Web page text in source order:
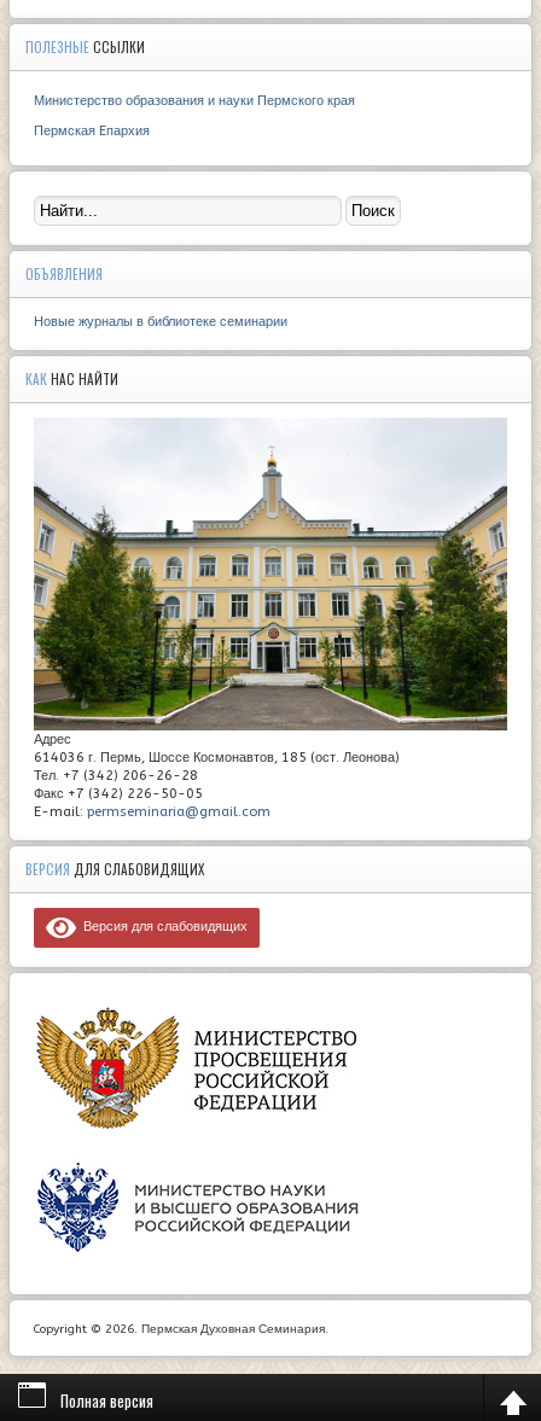
ПОЛЕЗНЫЕССЫЛКИ
Министерство образования и науки Пермского края
Пермская Eпархия
ОБЪЯВЛЕНИЯ
Новые журналы в библиотеке семинарии
КАКНАС НАЙТИ
Адрес
614036 г. Пермь, Шоссе Космонавтов, 185 (ост. Леонова)
Тел. +7 (342) 206-26-28
Факс +7 (342) 226-50-05
E-mail: permseminaria@gmail.com
ВЕРСИЯ ДЛЯ СЛАБОВИДЯЩИХ
Версия для слабовидящих
Copyright © 2026. Пермская Духовная Семинария.
Полная версия